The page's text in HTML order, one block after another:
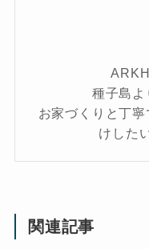
種子島よ
お家づくりと丁
けした
関連記事